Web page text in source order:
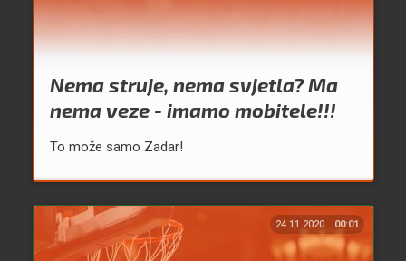
Nema struje, nema svjetla? Ma
nema veze - imamo mobitele!!!
To može samo Zadar!
24.11.2020. 00:01